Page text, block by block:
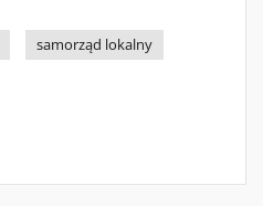
samorząd lokalny